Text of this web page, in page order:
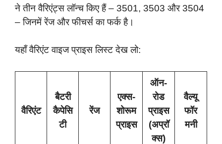
ने तीन वैरिएंट्स लॉन्च किए हैं – 3501, 3503 और 3504
– जिनमें रेंज और फीचर्स का फर्क है।
यहाँ वैरिएंट वाइज प्राइस लिस्ट देख लो:
वैरिएंट
बैटरी
कैपेसि
टी
रेंज
एक्स-
शोरूम
प्राइस
ऑन-
रोड
प्राइस
(अप्रॉ
क्स)
वैल्यू
फॉर
मनी